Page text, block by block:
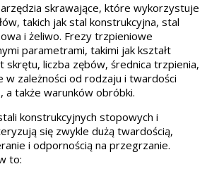
skrawające, które wykorzystuje
takich jak stal konstrukcyjna, stal
i żeliwo. Frezy trzpieniowe
parametrami, takimi jak kształt
skrętu, liczba zębów, średnica trzpienia,
zależności od rodzaju i twardości
a także warunków obróbki.
konstrukcyjnych stopowych i
się zwykle dużą twardością,
i odpornością na przegrzanie.
to: